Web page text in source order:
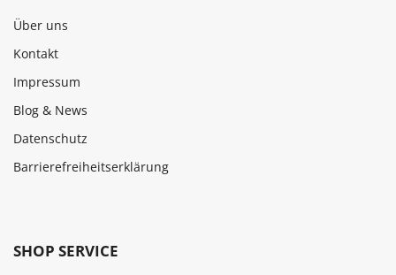
Über uns
Kontakt
Impressum
Blog & News
Datenschutz
Barrierefreiheitserklärung
SHOP SERVICE